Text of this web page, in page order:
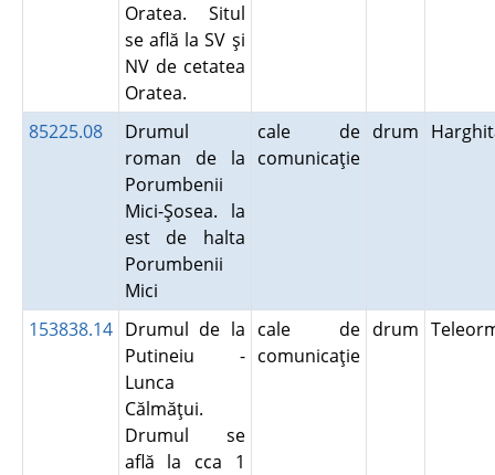
Oratea. Situl
se află la SV şi
NV de cetatea
Oratea.
85225.08
Drumul
roman de la
Porumbenii
Mici-Şosea. la
est de halta
Porumbenii
Mici
cale de
comunicaţie
drum
153838.14 Drumul de la
Putineiu -
Lunca
Călmăţui.
Drumul se
află la cca 1
cale de
comunicaţie
drum